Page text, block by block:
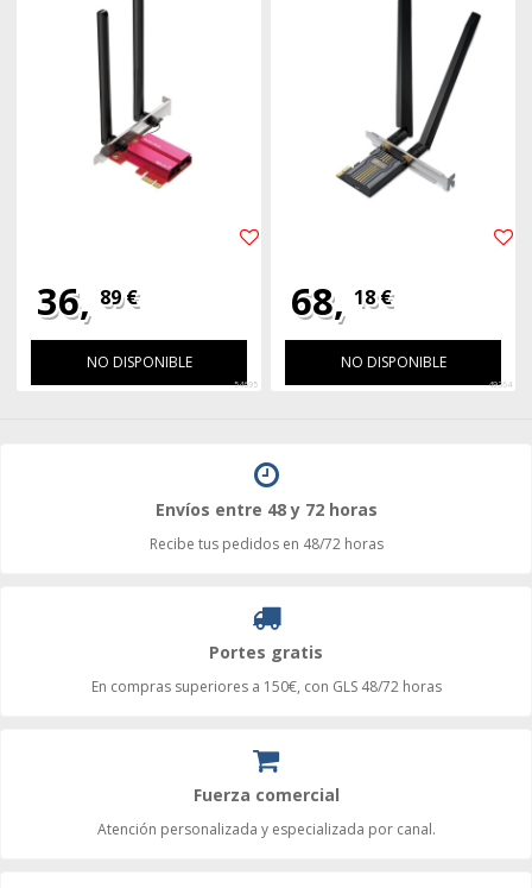
36, 89 €
NO DISPONIBLE
54695
68, 18 €
NO DISPONIBLE
49364
Envíos entre 48 y 72 horas
Recibe tus pedidos en 48/72 horas
Portes gratis
En compras superiores a 150€, con GLS 48/72 horas
Fuerza comercial
Atención personalizada y especializada por canal.